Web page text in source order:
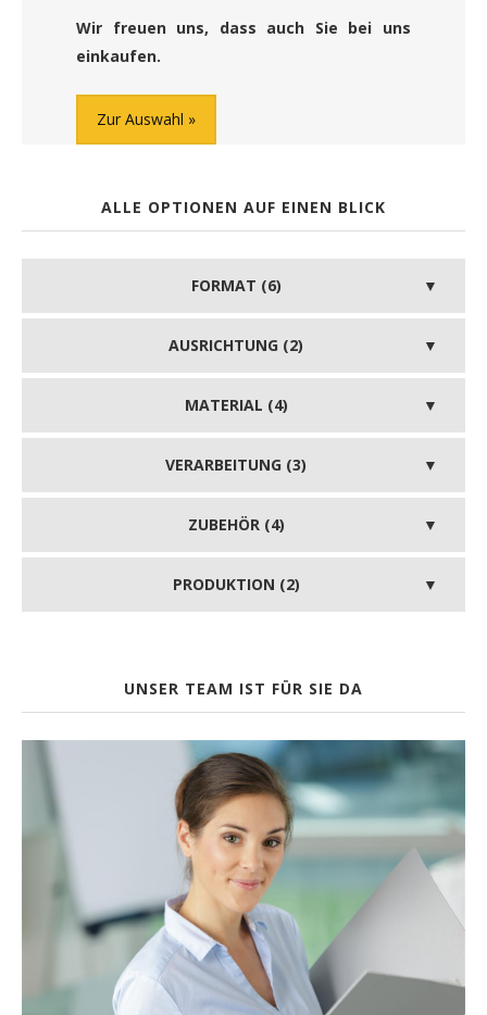
Wir freuen uns, dass auch Sie bei uns
einkaufen.
Zur Auswahl
ALLE OPTIONEN AUF EINEN BLICK
FORMAT (6)
AUSRICHTUNG (2)
MATERIAL (4)
VERARBEITUNG (3)
ZUBEHÖR (4)
PRODUKTION (2)
UNSER TEAM IST FÜR SIE DA